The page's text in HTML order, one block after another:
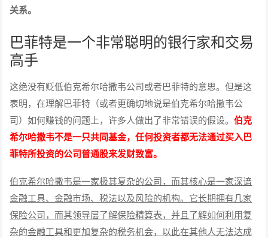
关系。
巴菲特是一个非常聪明的银行家和交易
高手
这绝没有贬低伯克希尔哈撒韦公司或者巴菲特的意思。但是这
表明，在理解巴菲特（或者更确切地说是伯克希尔哈撒韦公
司）如何赚钱的问题上，许多人做出了非常错误的假设。伯克
希尔哈撒韦不是一只共同基金，任何投资者都无法通过买入巴
菲特所投资的公司普通股来发财致富。
伯克希尔哈撒韦是一家极其复杂的公司，而其核心是一家深谙
金融工具、金融市场、税法以及风险的机构。它长期拥有几家
保险公司，而其领导层了解保险精算表，并且了解如何利用复
杂的金融工具和更加复杂的税务机会，以此在其他人无法达成